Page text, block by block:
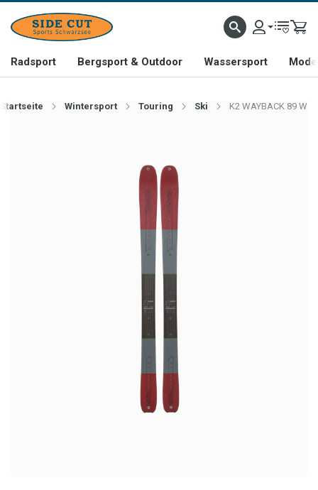
Radsport Bergsport & Outdoor Wassersport
Startseite Wintersport Touring Ski K2 WAYBACK 89 W